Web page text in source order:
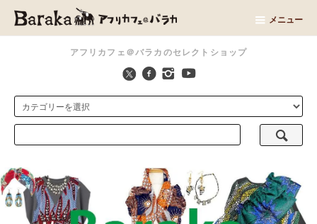
アフリカフェ＠バラカのセレクトショップ
メニュー